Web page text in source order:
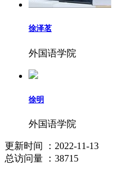
徐泽茗
外国语学院
徐明
外国语学院
更新时间
：2022-11-13
总访问量 ：38715